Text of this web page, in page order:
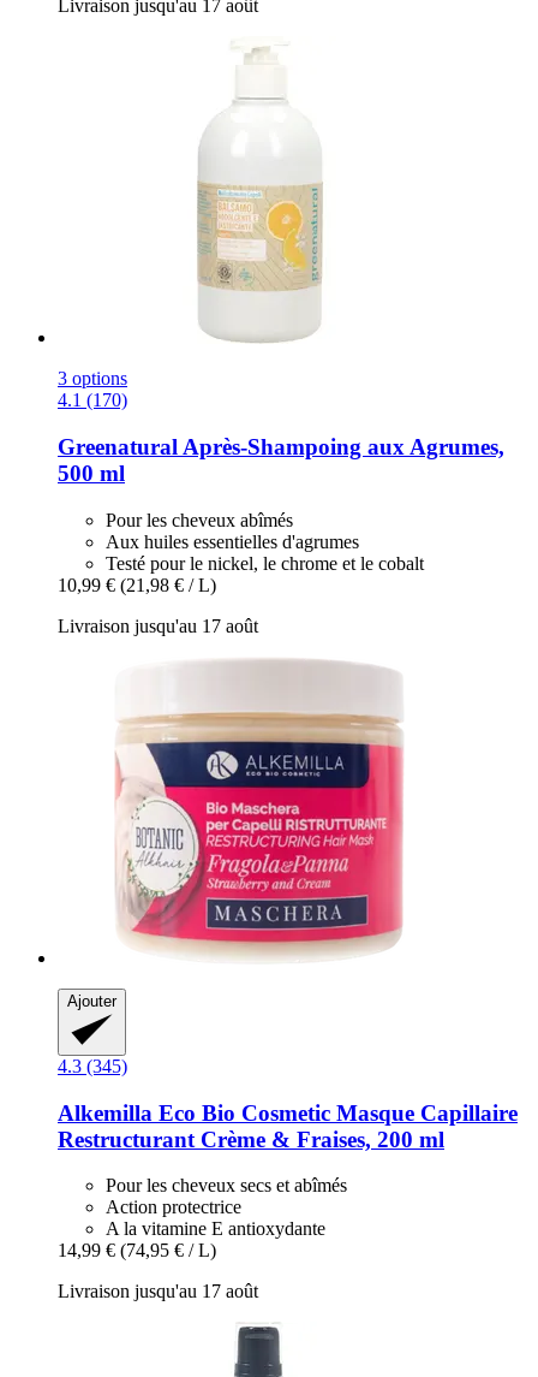
Livraison jusqu'au 17 août
3 options
4.1 (170)
Greenatural Après-​Shampoing aux Agrumes,
500 ml
Pour les cheveux abîmés
Aux huiles essentielles d'agrumes
Testé pour le nickel, le chrome et le cobalt
10,99 € (21,98 € / L)
Livraison jusqu'au 17 août
Ajouter
4.3 (345)
Alkemilla Eco Bio Cosmetic Masque Capillaire
Restructurant Crème & Fraises, 200 ml
Pour les cheveux secs et abîmés
Action protectrice
A la vitamine E antioxydante
14,99 € (74,95 € / L)
Livraison jusqu'au 17 août